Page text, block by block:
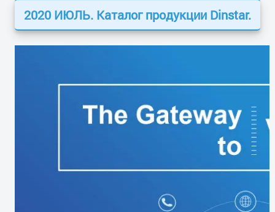
2020 ИЮЛЬ. Каталог продукции Dinstar.